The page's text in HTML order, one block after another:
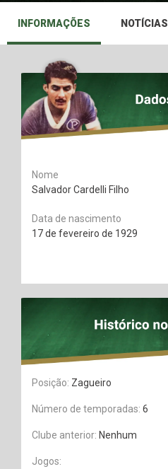
INFORMAÇÕES NOTÍCIAS
Nome
Salvador Cardelli Filho
Data de nascimento
17 de fevereiro de 1929
Posição: Zagueiro
Número de temporadas: 6
Clube anterior: Nenhum
Jogos: